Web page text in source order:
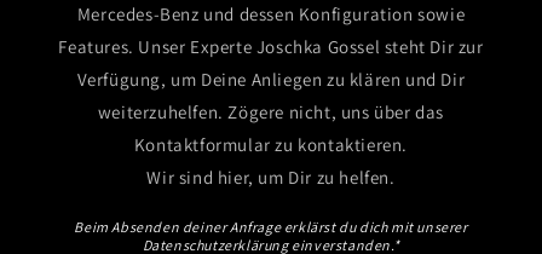
Mercedes-Benz und dessen Konfiguration sowie
Features. Unser Experte Joschka Gossel steht Dir zur
Verfügung, um Deine Anliegen zu klären und Dir
weiterzuhelfen. Zögere nicht, uns über das
Kontaktformular zu kontaktieren.
Wir sind hier, um Dir zu helfen.
Beim Absenden deiner Anfrage erklärst du dich mit unserer
Datenschutzerklärung einverstanden.*